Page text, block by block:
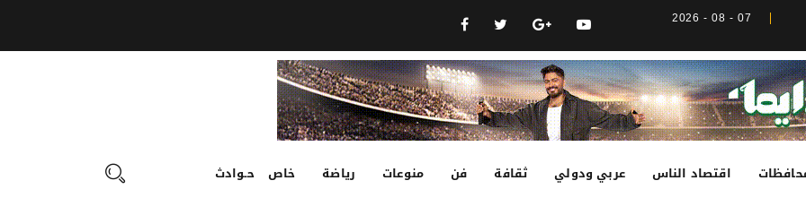
07 - 08 - 2026
اقتصاد الناس عربي ودولي ثقافة فن منوعات رياضة خاص حـوادث